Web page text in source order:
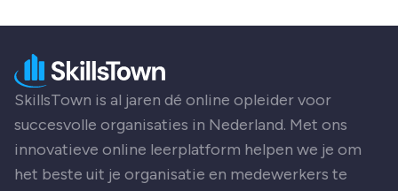
SkillsTown is al jaren dé online opleider voor
succesvolle organisaties in Nederland. Met ons
innovatieve online leerplatform helpen we je om
het beste uit je organisatie en medewerkers te